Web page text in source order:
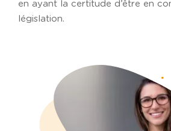
en ayant la certitude d’être en
législation.